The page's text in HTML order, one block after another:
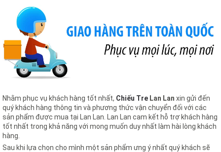
Nhằm phục vụ khách hàng tốt nhất, Chiếu Tre Lan Lan xin gửi đến
quý khách hàng thông tin và phương thức vận chuyển đối với các
sản phẩm được mua tại Lan Lan. Lan Lan cam kết hỗ trợ khách hàng
tốt nhất trong khả năng với mong muốn duy nhất làm hài lòng khách
hàng.
Sau khi lựa chọn cho mình một sản phẩm ưng ý nhất quý khách sẽ